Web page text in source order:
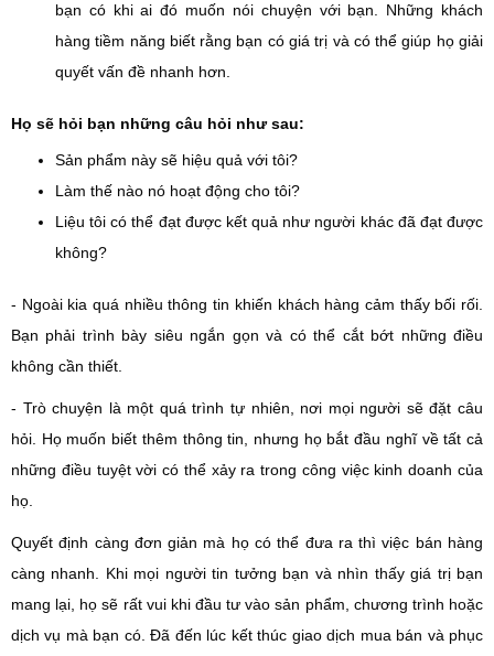
bạn có khi ai đó muốn nói chuyện với bạn. Những khách
hàng tiềm năng biết rằng bạn có giá trị và có thể giúp họ giải
quyết vấn đề nhanh hơn.
Họ sẽ hỏi bạn những câu hỏi như sau:
Sản phẩm này sẽ hiệu quả với tôi?
Làm thế nào nó hoạt động cho tôi?
Liệu tôi có thể đạt được kết quả như người khác đã đạt được
không?
- Ngoài kia quá nhiều thông tin khiến khách hàng cảm thấy bối rối.
Bạn phải trình bày siêu ngắn gọn và có thể cắt bớt những điều
không cần thiết.
- Trò chuyện là một quá trình tự nhiên, nơi mọi người sẽ đặt câu
hỏi. Họ muốn biết thêm thông tin, nhưng họ bắt đầu nghĩ về tất cả
những điều tuyệt vời có thể xảy ra trong công việc kinh doanh của
họ.
Quyết định càng đơn giản mà họ có thể đưa ra thì việc bán hàng
càng nhanh. Khi mọi người tin tưởng bạn và nhìn thấy giá trị bạn
mang lại, họ sẽ rất vui khi đầu tư vào sản phẩm, chương trình hoặc
dịch vụ mà bạn có. Đã đến lúc kết thúc giao dịch mua bán và phục